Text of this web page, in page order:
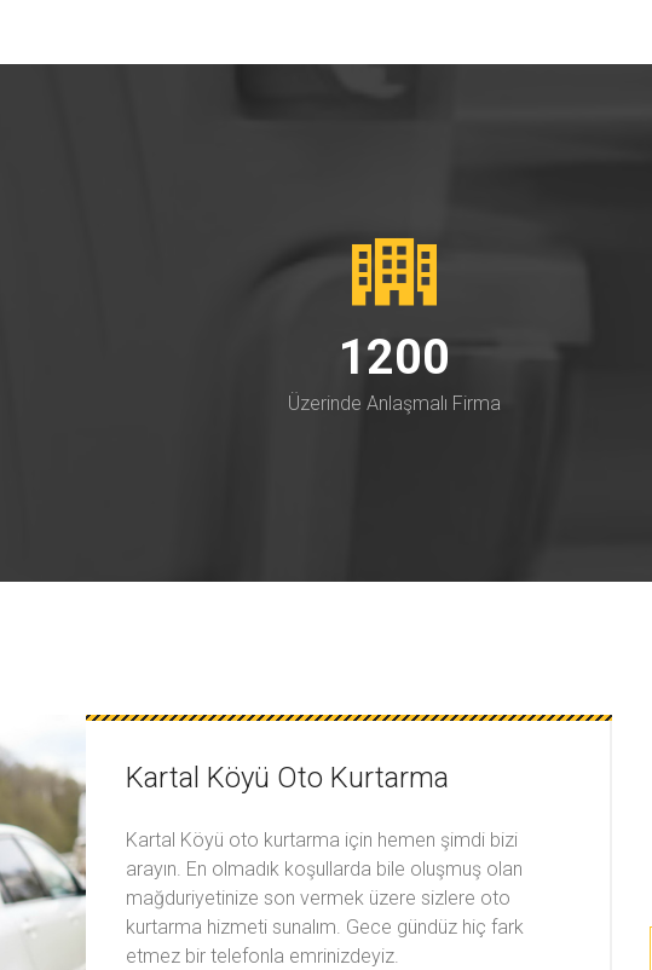
1200
Üzerinde Anlaşmalı Firma
Kartal Köyü Oto Kurtarma
Kartal Köyü oto kurtarma için hemen şimdi bizi
arayın. En olmadık koşullarda bile oluşmuş olan
mağduriyetinize son vermek üzere sizlere oto
kurtarma hizmeti sunalım. Gece gündüz hiç fark
etmez bir telefonla emrinizdeyiz.